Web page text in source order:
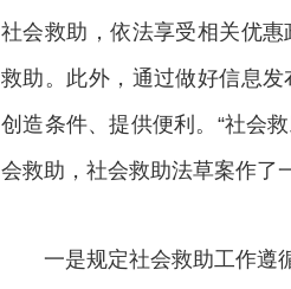
社会救助，依法享受相关优
救助。此外，通过做好信息
创造条件、提供便利。“社会
会救助，社会救助法草案作了
一是规定社会救助工作遵循